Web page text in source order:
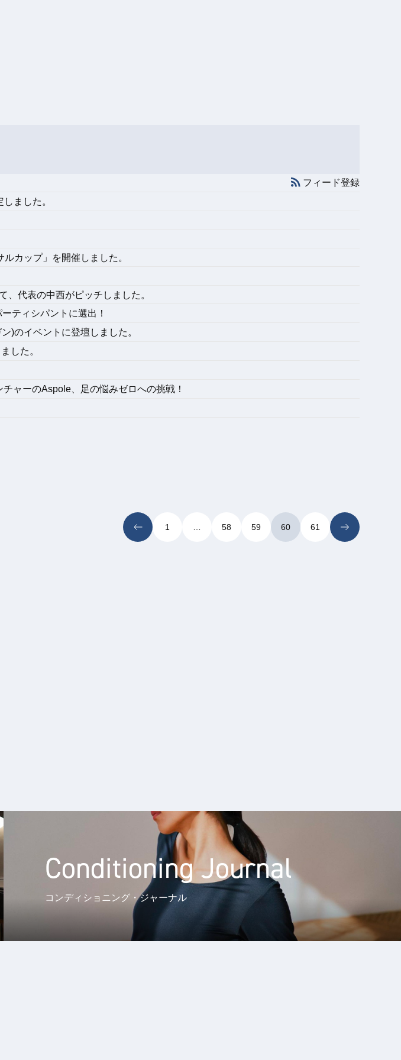
フィード登録
ました。
カップ」を開催しました。
、代表の中西がピッチしました。
ティシパントに選出！
)のイベントに登壇しました。
した。
ャーのAspole、足の悩みゼロへの挑戦！
1 58 59 60 61
Conditioning Journal
コンディショニング・ジャーナル